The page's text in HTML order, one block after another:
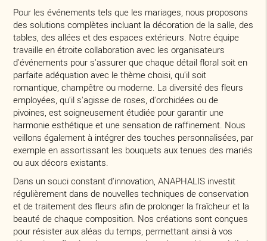
Pour les événements tels que les mariages, nous proposons
des solutions complètes incluant la décoration de la salle, des
tables, des allées et des espaces extérieurs. Notre équipe
travaille en étroite collaboration avec les organisateurs
d'événements pour s'assurer que chaque détail floral soit en
parfaite adéquation avec le thème choisi, qu'il soit
romantique, champêtre ou moderne. La diversité des fleurs
employées, qu'il s'agisse de roses, d'orchidées ou de
pivoines, est soigneusement étudiée pour garantir une
harmonie esthétique et une sensation de raffinement. Nous
veillons également à intégrer des touches personnalisées, par
exemple en assortissant les bouquets aux tenues des mariés
ou aux décors existants.
Dans un souci constant d'innovation, ANAPHALIS investit
régulièrement dans de nouvelles techniques de conservation
et de traitement des fleurs afin de prolonger la fraîcheur et la
beauté de chaque composition. Nos créations sont conçues
pour résister aux aléas du temps, permettant ainsi à vos